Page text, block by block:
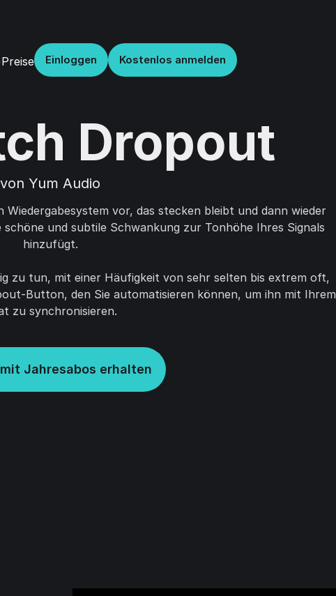
Preise Einloggen Kostenlos anmelden
Dropout
von Yum Audio
Wiedergabesystem vor, das stecken bleibt und dann wieder
und subtile Schwankung zur Tonhöhe Ihres Signals
hinzufügt.
zu tun, mit einer Häufigkeit von sehr selten bis extrem oft,
Button, den Sie automatisieren können, um ihn mit Ihrem
zu synchronisieren.
Jahresabos erhalten